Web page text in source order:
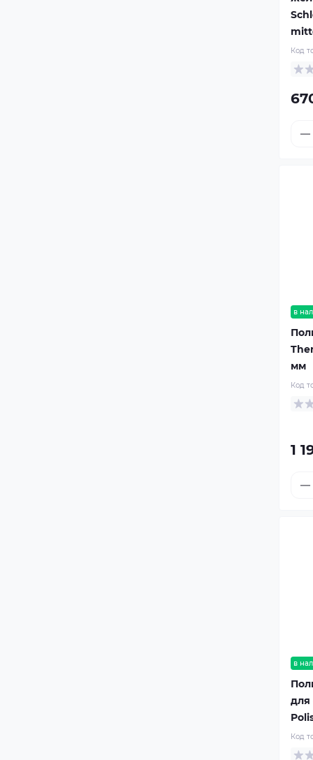
Код
в
мм
Код
1
в
для
Код